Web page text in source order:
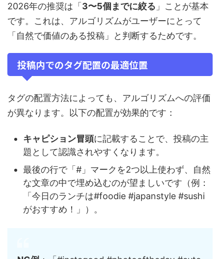
2026年の推奨は「3〜5個までに絞る 」ことが基本
です。これは、アルゴリズムがユーザーにとって
「自然で価値のある投稿」と判断するためです。
投稿内でのタグ配置の最適位置
タグの配置方法によっても、アルゴリズムへの評価
が異なります。以下の配置が効果的です：
キャピション冒頭に記載することで、投稿の主
題として認識されやすくなります。
最後の行で「#」マークを2つ以上使わず、自然
な文章の中で埋め込むのが望ましいです（例：
「今日のランチは#foodie #japanstyle #sushi
がおすすめ！」）。